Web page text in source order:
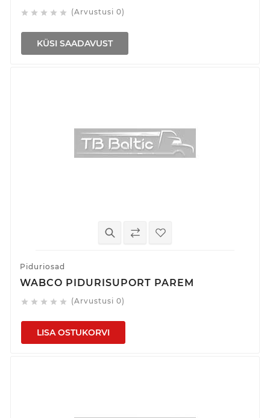
     (Arvustusi 0)
KÜSI SAADAVUST
Piduriosad
WABCO PIDURISUPORT PAREM
     (Arvustusi 0)
LISA OSTUKORVI